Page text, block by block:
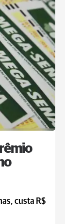
custa R$